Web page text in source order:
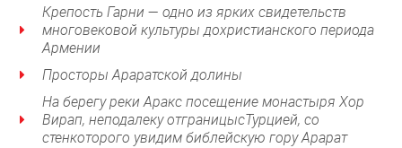
Крепость Гарни — одно из ярких свидетельств
многовековой культуры дохристианского периода
Армении
Просторы Араратской долины
Наберегу реки Аракс посещение монастыря Хор
Вирап, неподалеку отграницысТурцией,со
стенкоторого увидим библейскую гору Арарат